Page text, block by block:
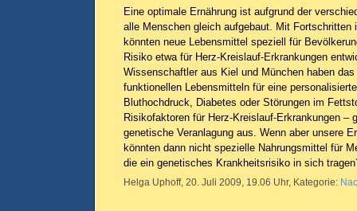
Eine optimale Ernährung ist aufgrund der
alle Menschen gleich aufgebaut. Mit Fortschritten
könnten neue Lebensmittel speziell für
Risiko etwa für Herz-Kreislauf-Erkrankungen
Wissenschaftler aus Kiel und München haben
funktionellen Lebensmitteln für eine
Bluthochdruck, Diabetes oder Störungen im
Risikofaktoren für Herz-Kreislauf-Erkrankungen –
genetische Veranlagung aus. Wenn aber unsere
könnten dann nicht spezielle Nahrungsmittel für
die ein genetisches Krankheitsrisiko in sich
Helga Uphoff, 20. Juli 2009, 19.06 Uhr, Kategorie: